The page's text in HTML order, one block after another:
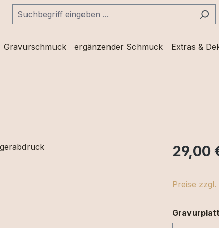
Gravurschmuck ergänzender Schmuck Extras &
29,00
Preise